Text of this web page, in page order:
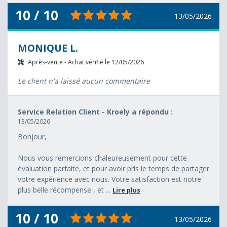
10 / 10 13/05/2026
MONIQUE L.
Après-vente - Achat vérifié le 12/05/2026
Le client n'a laissé aucun commentaire
Service Relation Client - Kroely a répondu :
13/05/2026
Bonjour,
Nous vous remercions chaleureusement pour cette
évaluation parfaite, et pour avoir pris le temps de partager
votre expérience avec nous. Votre satisfaction est notre
plus belle récompense , et ... Lire plus
10 / 10 13/05/2026